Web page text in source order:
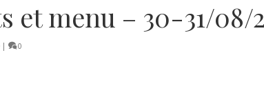
et menu – 30-31/08/
0